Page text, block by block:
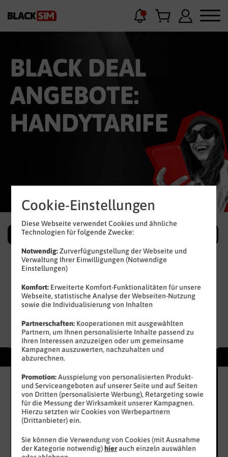
BLACK DEAL
ANGEBOTE:
HANDYTARIFE
Allnet Flats Datentarife
Allnet Flat-Tarife auswählen
6,99 €
mtl.
8,99 €
mtl.
10,99 €
mtl.
mtl.
72
sparen
100
statt50MBit/s
3
x
10
gratis
16 GB
13,99€
99
€
Cookie-Einstellungen
Diese Webseite verwendet Cookies und ähnliche
Technologien für folgende Zwecke:
Notwendig:Zurverfügungstellung der Webseite und
Verwaltung Ihrer Einwilligungen (Notwendige
Einstellungen)
Komfort: Erweiterte Komfort-Funktionalitäten für unsere
Webseite, statistische Analyse der Webseiten-Nutzung
sowie die Individualisierung von Inhalten
Partnerschaften: Kooperationen mit ausgewählten
Partnern, um Ihnen personalisierte Inhalte passend zu
Ihren Interessen anzuzeigen oder um gemeinsame
Kampagnen auszuwerten, nachzuhalten und
abzurechnen.
Promotion:Ausspielung von personalisierten Produkt-
und Serviceangeboten auf unserer Seite und auf Seiten
von Dritten (personalisierte Werbung), Retargeting sowie
für die Messung der Wirksamkeit unserer Kampagnen.
Hierzu setzten wir Cookies von Werbepartnern
(Drittanbieter) ein.
Sie können die Verwendung von Cookies (mit Ausnahme
der Kategorie notwendig)hierauch einzeln auswählen